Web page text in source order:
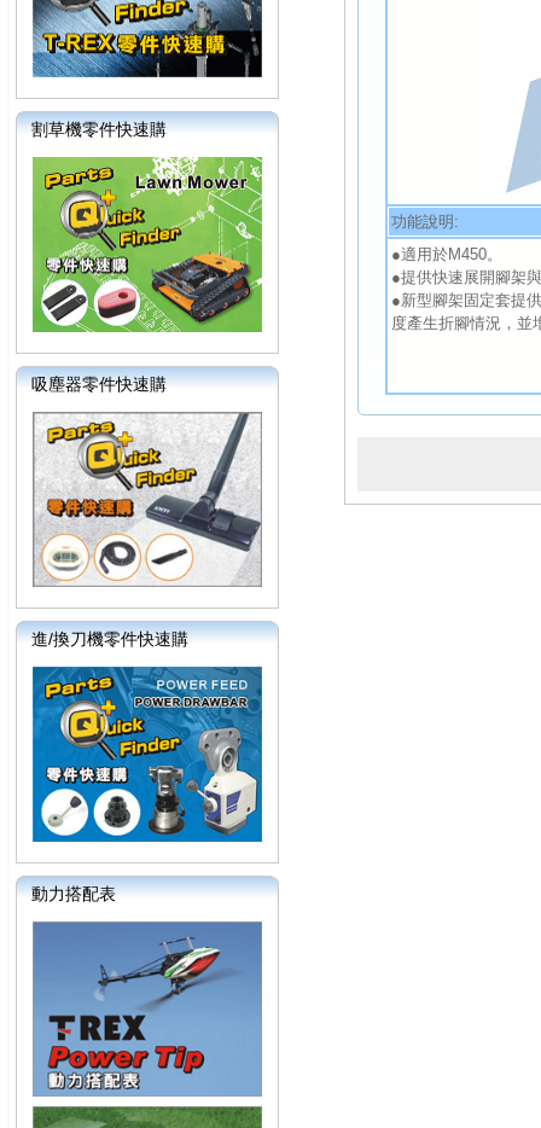
割草機零件快速購
吸塵器零件快速購
進/換刀機零件快速購
動力搭配表
功能說明:
●適用於M450。
●提供快速展開腳架
●新型腳架固定套提
度產生折腳情況，並